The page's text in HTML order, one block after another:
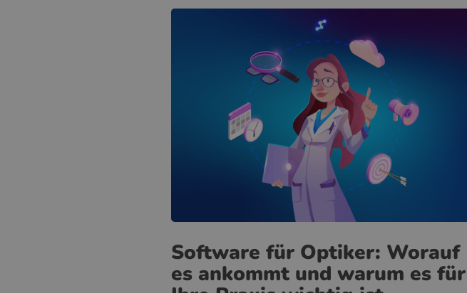
Software für Optiker: Worauf
es ankommt und warum es für